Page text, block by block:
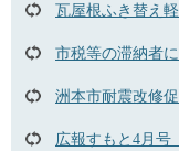
瓦屋根ふき替え
市税等の滞納者
洲本市耐震改修
広報すもと4月号